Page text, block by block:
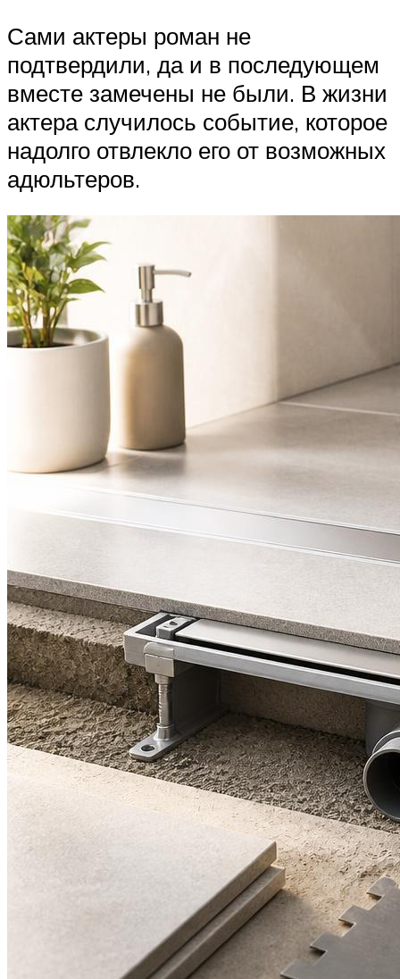
Сами актеры роман не
подтвердили, да и в последующем
вместе замечены не были. В жизни
актера случилось событие, которое
надолго отвлекло его от возможных
адюльтеров.